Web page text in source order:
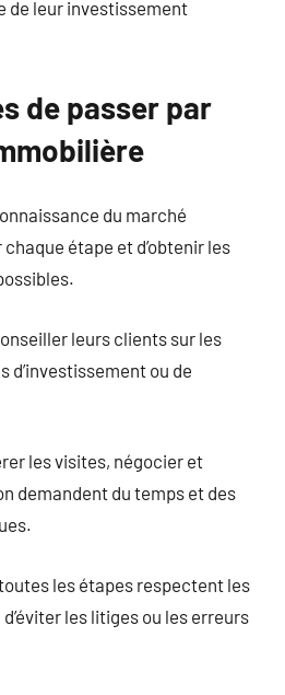
de leur investissement
de passer par
du marché
étape et d’obtenir les
leurs clients sur les
d’investissement ou de
les visites, négocier et
demandent du temps et des
toutes les étapes respectent les
les litiges ou les erreurs